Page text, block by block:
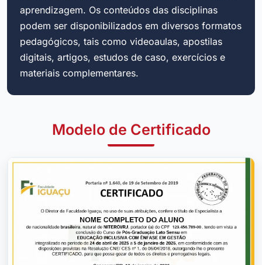
aprendizagem. Os conteúdos das disciplinas
podem ser disponibilizados em diversos formatos
pedagógicos, tais como videoaulas, apostilas
digitais, artigos, estudos de caso, exercícios e
materiais complementares.
Modelo de Certificado